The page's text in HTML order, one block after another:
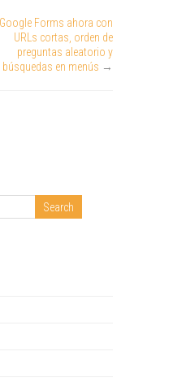
Google Forms ahora con
URLs cortas, orden de
preguntas aleatorio y
búsquedas en menús →